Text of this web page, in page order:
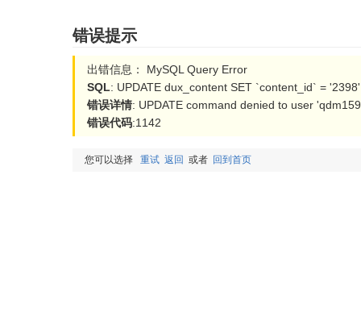
错误提示
出错信息： MySQL Query Error
SQL: UPDATE dux_content SET `content_id` =
错误详情: UPDATE command denied to user
错误代码:1142
您可以选择 重试 返回 或者 回到首页